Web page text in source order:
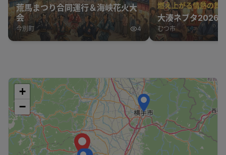
荒馬まつり合同運行＆海峡花火大
会
今別町 4
燃え上がる情熱の舞
大湊ネブタ2026
むつ市
+
−